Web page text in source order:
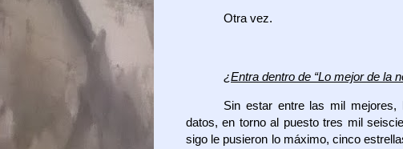
Otra vez.
¿Entra dentro de “Lo mejor de la
Sin estar entre las mil
datos, en torno al puesto tres mil
sigo le pusieron lo máximo, cinco